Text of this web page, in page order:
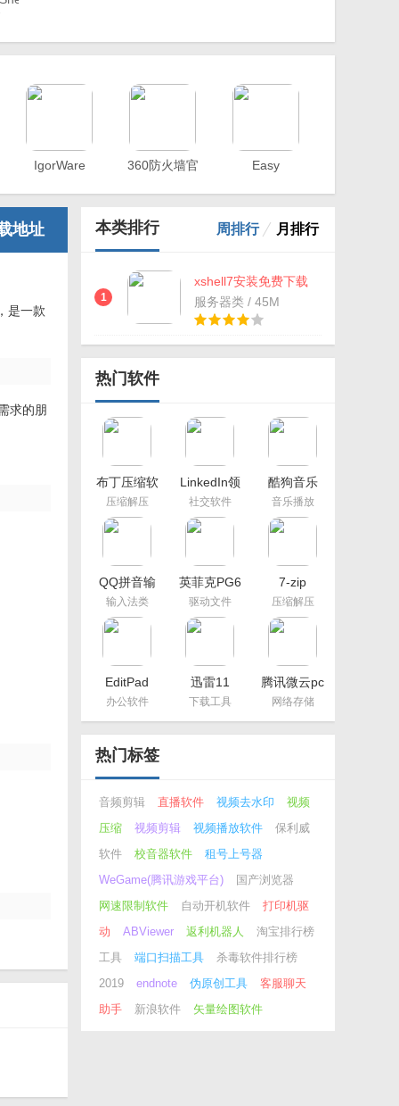
/
IgorWare
360防火墙官
Easy
地址
是一款
求的朋
本类排行 周排行 月排行
1
xshell7安装免费下载
PCv7.0.99.0 绿色版
服务器类 / 45M
热门软件
布丁压缩软
件
压缩解压
LinkedIn领
英电脑版
社交软件
酷狗音乐
2021新版本
音乐播放
QQ拼音输
入法
输入法类
英菲克PG6
压枪鼠标宏
驱动文件
7-zip
压缩解压
EditPad
Pro（多功
能文本编辑
器）
办公软件
迅雷11
下载工具
腾讯微云pc
概念版
网络存储
热门标签
音频剪辑 直播软件 视频去水印
视频
压缩
视频剪辑 视频播放软件
保利威
软件
校音器软件
租号上号器
WeGame(腾讯游戏平台)
国产浏览器
网速限制软件
自动开机软件
打印机驱
动
ABViewer 返利机器人
淘宝排行榜
工具
端口扫描工具
杀毒软件排行榜
2019
endnote 伪原创工具
客服聊天
助手
新浪软件 矢量绘图软件